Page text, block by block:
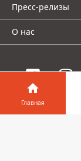
Пресс-релизы
О нас
Главная